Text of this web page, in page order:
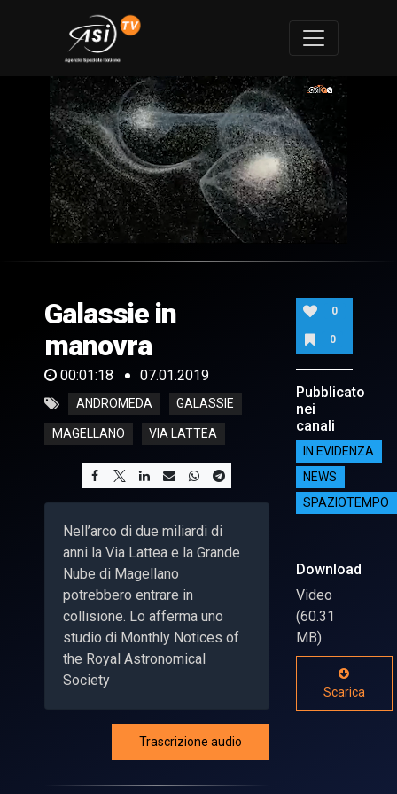
of
18
seconds
Galassie in
manovra
00:01:18 07.01.2019
ANDROMEDA GALASSIE
MAGELLANO VIA LATTEA
Nell’arco di due miliardi di
anni la Via Lattea e la Grande
Nube di Magellano
potrebbero entrare in
collisione. Lo afferma uno
studio di Monthly Notices of
the Royal Astronomical
Society
Trascrizione audio
0
0
Pubblicato
nei
canali
IN EVIDENZA
NEWS
SPAZIOTEMPO
Download
Video
(60.31
MB)
Scarica